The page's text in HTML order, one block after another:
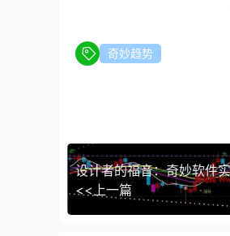
【奇妙趋势软件】对生产
【奇妙趋势软件】
随着人工智能、大数据等
【奇妙趋势软件】将进一
2. 跨界合作与生态构建
奇妙趋势
设计者的福音：奇妙软件
<<上一篇